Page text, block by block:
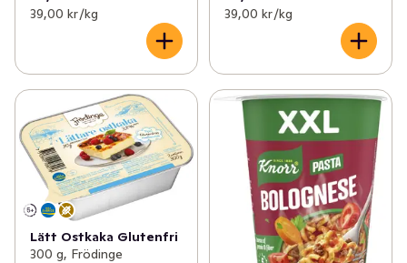
39,00 kr /kg 39,00 kr /kg
Lätt Ostkaka Glutenfri
300 g, Frödinge